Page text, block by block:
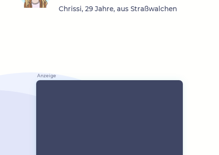
Chrissi, 29 Jahre, aus Straßwalchen